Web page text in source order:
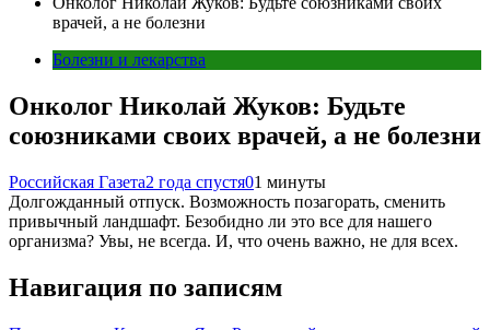
врачей, а не болезни
Болезни и лекарства
Онколог Николай Жуков: Будьте
союзниками своих врачей, а не болезни
Российская Газета2 года спустя01 минуты
Долгожданный отпуск. Возможность позагорать, сменить
привычный ландшафт. Безобидно ли это все для нашего
организма? Увы, не всегда. И, что очень важно, не для всех.
Навигация по записям